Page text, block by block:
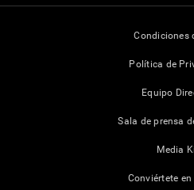
Condiciones
Política de
Equipo
Sala de prensa
Media
Conviértete